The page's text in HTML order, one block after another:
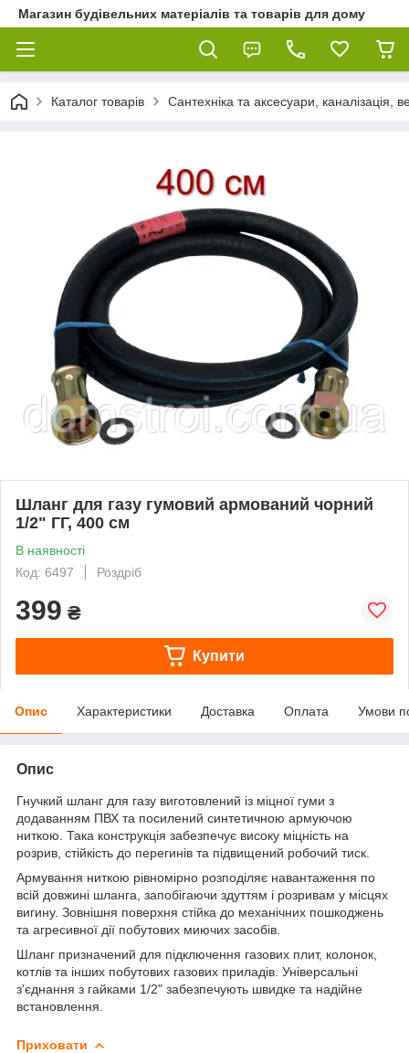
Магазин будівельних матеріалів та товарів для дому
Каталог товарів Сантехніка та аксесуари, каналізація,
Шланг для газу гумовий армований чорний
1/2" ГГ, 400 см
В наявності
Код: 6497
Роздріб
399 ₴
Купити
Опис Характеристики Доставка Оплата Умови
Опис
Гнучкий шланг для газу виготовлений із міцної гуми з
додаванням ПВХ та посилений синтетичною армуючою
ниткою. Така конструкція забезпечує високу міцність на
розрив, стійкість до перегинів та підвищений робочий тиск.
Армування ниткою рівномірно розподіляє навантаження по
всій довжині шланга, запобігаючи здуттям і розривам у місцях
вигину. Зовнішня поверхня стійка до механічних пошкоджень
та агресивної дії побутових миючих засобів.
Шланг призначений для підключення газових плит, колонок,
котлів та інших побутових газових приладів. Універсальні
з'єднання з гайками 1/2" забезпечують швидке та надійне
встановлення.
Приховати